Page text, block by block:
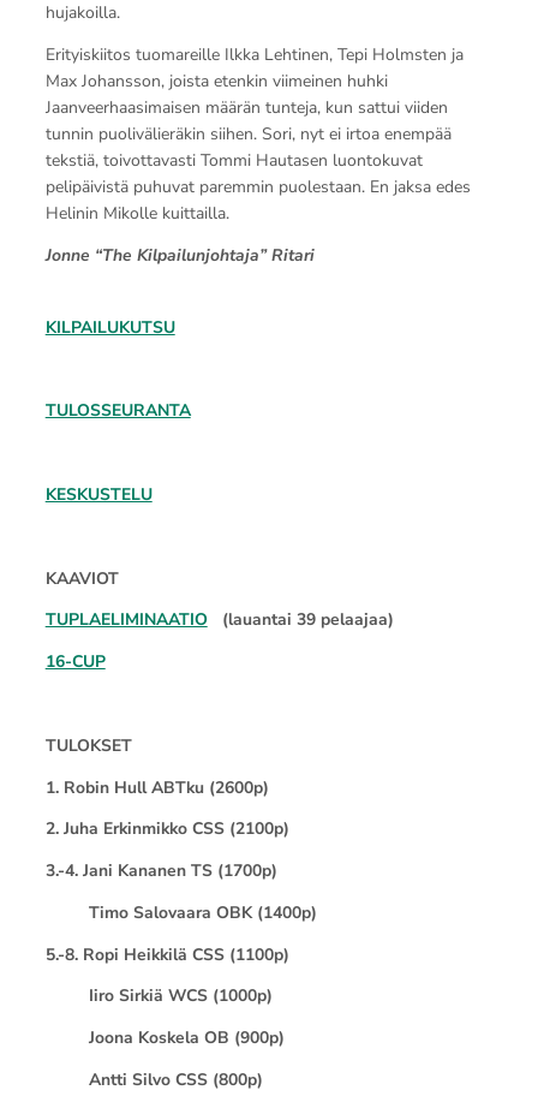
hujakoilla.
Erityiskiitos tuomareille Ilkka Lehtinen, Tepi Holmsten ja
Max Johansson, joista etenkin viimeinen huhki
Jaanveerhaasimaisen määrän tunteja, kun sattui viiden
tunnin puolivälieräkin siihen. Sori, nyt ei irtoa enempää
tekstiä, toivottavasti Tommi Hautasen luontokuvat
pelipäivistä puhuvat paremmin puolestaan. En jaksa edes
Helinin Mikolle kuittailla.
Jonne “The Kilpailunjohtaja” Ritari
KILPAILUKUTSU
TULOSSEURANTA
KESKUSTELU
KAAVIOT
TUPLAELIMINAATIO(lauantai 39 pelaajaa)
16-CUP
TULOKSET
1. Robin Hull ABTku (2600p)
2. Juha Erkinmikko CSS (2100p)
3.-4. Jani Kananen TS (1700p)
Timo Salovaara OBK (1400p)
5.-8. Ropi Heikkilä CSS (1100p)
Iiro Sirkiä WCS (1000p)
Joona Koskela OB (900p)
Antti Silvo CSS (800p)